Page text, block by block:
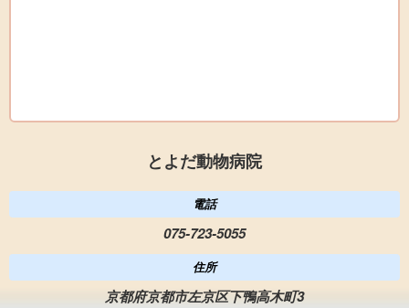
とよだ動物病院
電話
075-723-5055
住所
京都府京都市左京区下鴨高木町3